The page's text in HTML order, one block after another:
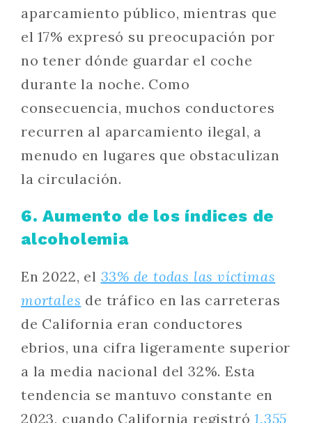
aparcamiento público, mientras que
el 17% expresó su preocupación por
no tener dónde guardar el coche
durante la noche. Como
consecuencia, muchos conductores
recurren al aparcamiento ilegal, a
menudo en lugares que obstaculizan
la circulación.
6. Aumento de los índices de
alcoholemia
En 2022, el 33% de todas las víctimas
mortales de tráfico en las carreteras
de California eran conductores
ebrios, una cifra ligeramente superior
a la media nacional del 32%. Esta
tendencia se mantuvo constante en
2023, cuando California registró 1.355